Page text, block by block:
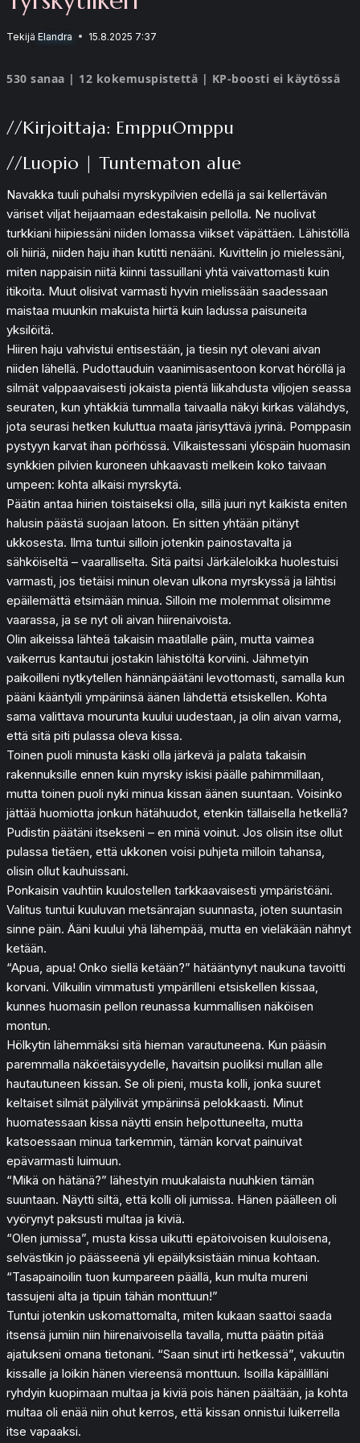
Tekijä Elandra 15.8.2025 7:37
530 sanaa | 12 kokemuspistettä | KP-boosti ei käytössä
//Kirjoittaja: EmppuOmppu
//Luopio | Tuntematon alue
Navakka tuuli puhalsi myrskypilvien edellä ja sai kellertävän
väriset viljat heijaamaan edestakaisin pellolla. Ne nuolivat
turkkiani hiipiessäni niiden lomassa viikset väpättäen. Lähistöllä
oli hiiriä, niiden haju ihan kutitti nenääni. Kuvittelin jo mielessäni,
miten nappaisin niitä kiinni tassuillani yhtä vaivattomasti kuin
itikoita. Muut olisivat varmasti hyvin mielissään saadessaan
maistaa muunkin makuista hiirtä kuin ladussa paisuneita
yksilöitä.
Hiiren haju vahvistui entisestään, ja tiesin nyt olevani aivan
niiden lähellä. Pudottauduin vaanimisasentoon korvat höröllä ja
silmät valppaavaisesti jokaista pientä liikahdusta viljojen seassa
seuraten, kun yhtäkkiä tummalla taivaalla näkyi kirkas välähdys,
jota seurasi hetken kuluttua maata järisyttävä jyrinä. Pomppasin
pystyyn karvat ihan pörhössä. Vilkaistessani ylöspäin huomasin
synkkien pilvien kuroneen uhkaavasti melkein koko taivaan
umpeen: kohta alkaisi myrskytä.
Päätin antaa hiirien toistaiseksi olla, sillä juuri nyt kaikista eniten
halusin päästä suojaan latoon. En sitten yhtään pitänyt
ukkosesta. Ilma tuntui silloin jotenkin painostavalta ja
sähköiseltä – vaaralliselta. Sitä paitsi Järkäleloikka huolestuisi
varmasti, jos tietäisi minun olevan ulkona myrskyssä ja lähtisi
epäilemättä etsimään minua. Silloin me molemmat olisimme
vaarassa, ja se nyt oli aivan hiirenaivoista.
Olin aikeissa lähteä takaisin maatilalle päin, mutta vaimea
vaikerrus kantautui jostakin lähistöltä korviini. Jähmetyin
paikoilleni nytkytellen hännänpäätäni levottomasti, samalla kun
pääni kääntyili ympäriinsä äänen lähdettä etsiskellen. Kohta
sama valittava mourunta kuului uudestaan, ja olin aivan varma,
että sitä piti pulassa oleva kissa.
Toinen puoli minusta käski olla järkevä ja palata takaisin
rakennuksille ennen kuin myrsky iskisi päälle pahimmillaan,
mutta toinen puoli nyki minua kissan äänen suuntaan. Voisinko
jättää huomiotta jonkun hätähuudot, etenkin tällaisella hetkellä?
Pudistin päätäni itsekseni – en minä voinut. Jos olisin itse ollut
pulassa tietäen, että ukkonen voisi puhjeta milloin tahansa,
olisin ollut kauhuissani.
Ponkaisin vauhtiin kuulostellen tarkkaavaisesti ympäristöäni.
Valitus tuntui kuuluvan metsänrajan suunnasta, joten suuntasin
sinne päin. Ääni kuului yhä lähempää, mutta en vieläkään nähnyt
ketään.
“Apua, apua! Onko siellä ketään?” hätääntynyt naukuna tavoitti
korvani. Vilkuilin vimmatusti ympärilleni etsiskellen kissaa,
kunnes huomasin pellon reunassa kummallisen näköisen
montun.
Hölkytin lähemmäksi sitä hieman varautuneena. Kun pääsin
paremmalla näköetäisyydelle, havaitsin puoliksi mullan alle
hautautuneen kissan. Se oli pieni, musta kolli, jonka suuret
keltaiset silmät pälyilivät ympäriinsä pelokkaasti. Minut
huomatessaan kissa näytti ensin helpottuneelta, mutta
katsoessaan minua tarkemmin, tämän korvat painuivat
epävarmasti luimuun.
“Mikä on hätänä?” lähestyin muukalaista nuuhkien tämän
suuntaan. Näytti siltä, että kolli oli jumissa. Hänen päälleen oli
vyörynyt paksusti multaa ja kiviä.
“Olen jumissa”, musta kissa uikutti epätoivoisen kuuloisena,
selvästikin jo päässeenä yli epäilyksistään minua kohtaan.
“Tasapainoilin tuon kumpareen päällä, kun multa mureni
tassujeni alta ja tipuin tähän monttuun!”
Tuntui jotenkin uskomattomalta, miten kukaan saattoi saada
itsensä jumiin niin hiirenaivoisella tavalla, mutta päätin pitää
ajatukseni omana tietonani. “Saan sinut irti hetkessä”, vakuutin
kissalle ja loikin hänen viereensä monttuun. Isoilla käpälilläni
ryhdyin kuopimaan multaa ja kiviä pois hänen päältään, ja kohta
multaa oli enää niin ohut kerros, että kissan onnistui luikerrella
itse vapaaksi.